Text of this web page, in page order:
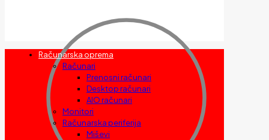
Računarska oprema
Računari
Prenosni računari
Desktop računari
AIO računari
Monitori
Računarska periferija
Miševi